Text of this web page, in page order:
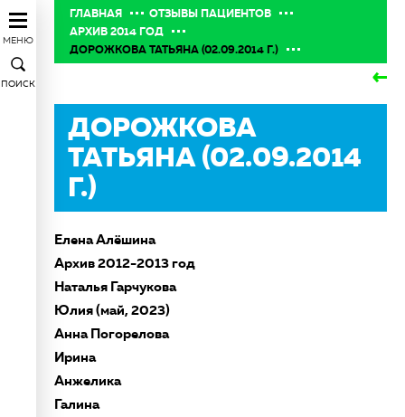
МЕНЮ
ПОИСК
ГЛАВНАЯ
ОТЗЫВЫ ПАЦИЕНТОВ
АРХИВ 2014 ГОД
ДОРОЖКОВА ТАТЬЯНА (02.09.2014 Г.)
ДОРОЖКОВА
ТАТЬЯНА (02.09.2014
Г.)
Елена Алёшина
Архив 2012-2013 год
Наталья Гарчукова
Юлия (май, 2023)
Анна Погорелова
Ирина
Анжелика
Галина